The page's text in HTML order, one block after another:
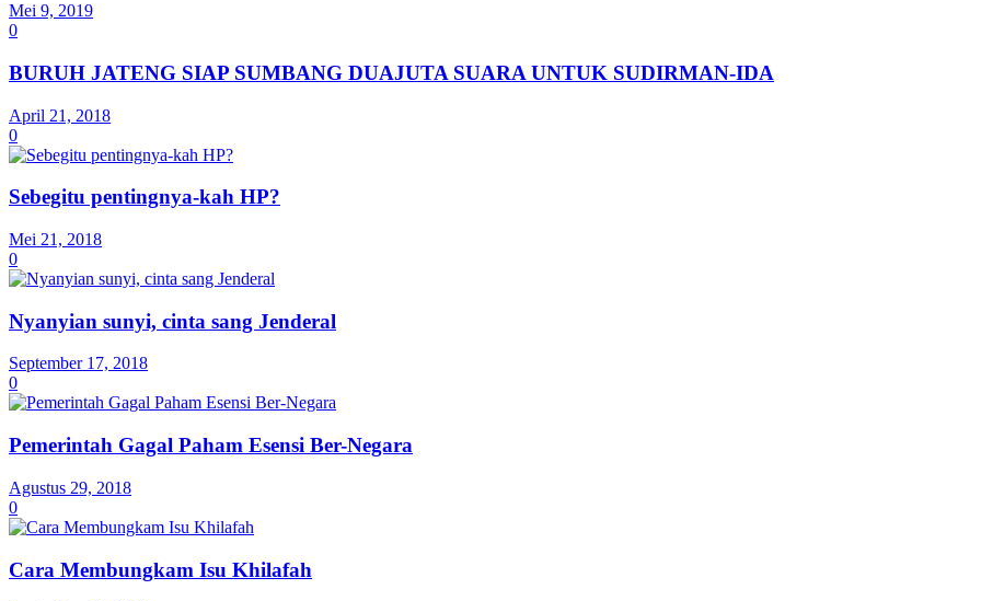
Mei 9, 2019
0
BURUH JATENG SIAP SUMBANG DUAJUTA SUARA UNTUK SUDIRMAN-IDA
April 21, 2018
0
Sebegitu pentingnya-kah HP?
Mei 21, 2018
0
Nyanyian sunyi, cinta sang Jenderal
September 17, 2018
0
Pemerintah Gagal Paham Esensi Ber-Negara
Agustus 29, 2018
0
Cara Membungkam Isu Khilafah